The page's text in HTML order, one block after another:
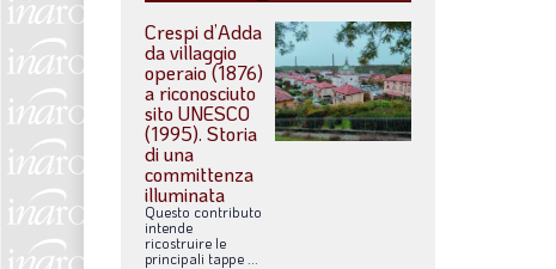
Crespi d’Adda
da villaggio
operaio (1876)
a riconosciuto
sito UNESCO
(1995). Storia
di una
committenza
illuminata
Questo contributo
intende
ricostruire le
principali tappe